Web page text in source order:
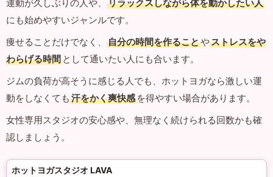
運動が久しぶりの人や、
リラックスしながら体を動かしたい人
にも始めやすいジャンルです。
痩せることだけでなく、
自分の時間を作ることやストレスをや
わらげる時間 として通いたい人にも合います。
ジムの負荷が高そうに感じる人でも、ホットヨガなら激しい運
動をしなくても 汗をかく爽快感 を得やすい場合があります。
女性専用スタジオの安心感や、無理なく続けられる回数かも確
認しましょう。
ホットヨガスタジオ LAVA